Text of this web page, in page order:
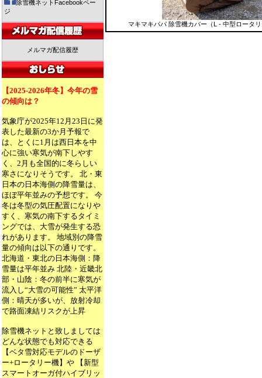
除雪機ネットFacebookペー
ジ
メルマガ配信履歴
【2025-2026年冬】今年の雪
の傾向は？
気象庁が2025年12月23日に発
表した最新の3か月予報で
は、とくに1月は西日本を中
心に強い寒気が南下しやす
く、2月も全国的に冬らしい
寒さになりそうです。 北・東
日本の日本海側の降雪量は、
ほぼ平年並みの予想です。 今
冬は冬型の気圧配置になりや
すく、寒気の南下するタイミ
ングでは、大雪が発生する恐
れがあります。 地域別の降雪
量の傾向は以下の通りです。
北海道・東北の日本海側：降
雪量は平年並み 北陸・近畿北
部・山陰：冬の前半に寒気が
流入し“大雪の可能性” 太平洋
側：晴天が多いが、放射冷却
で路面凍結リスクが上昇
除雪機ネットと致しましては
どんな状態でも対応できる
【ベタ雪対応モデルのドーザ
ー+ロータリー機】や 【新型
スマートオーガ付ハイブリッ
マキマキパパ 除雪機カバー（L - 中型ロータ